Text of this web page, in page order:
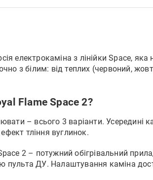
електрокаміна з лінійки Space,
з білим: від теплих (червоний,
Flame Space 2?
– всього 3 варіанти.
тління вуглинок.
2 – потужний обігрівальний
пульта ДУ. Налаштування каміна